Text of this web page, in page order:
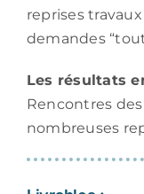
reprises
demandes
Les résultats
Rencontres
nombreuses